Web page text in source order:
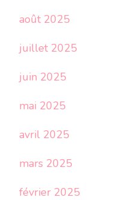
août 2025
juillet 2025
juin 2025
mai 2025
avril 2025
mars 2025
février 2025